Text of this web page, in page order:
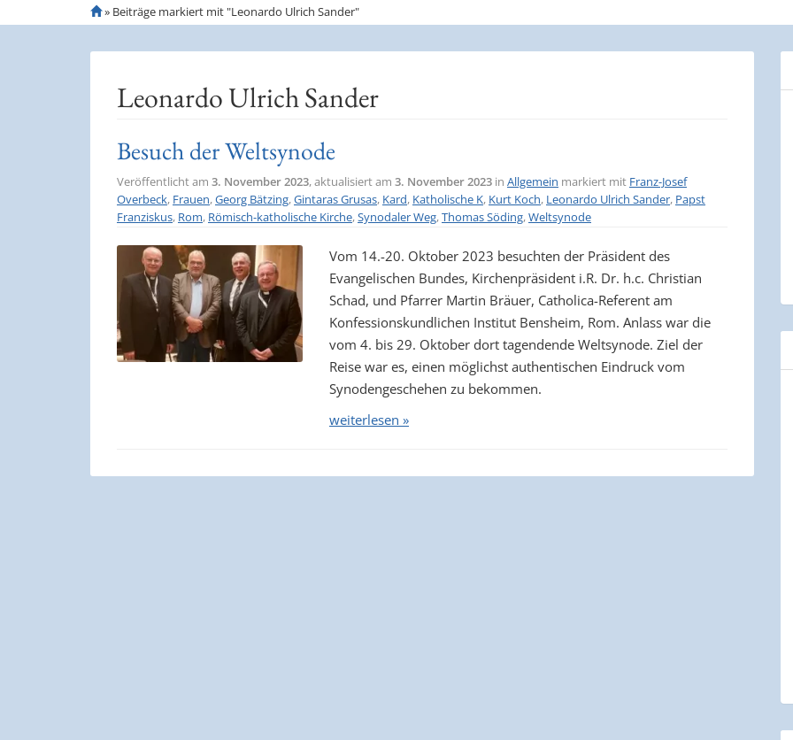
S
t
» Beiträge markiert mit "Leonardo Ulrich Sander"
Leonardo Ulrich Sander
Besuch der Weltsynode
Veröffentlicht am 3. November 2023, aktualisiert am 3. November 2023 in Allgemein markiert mit Franz-Josef
Overbeck, Frauen,Georg Bätzing,Gintaras Grusas, Kard, Katholische K, Kurt Koch, Leonardo Ulrich Sander, Papst
Franziskus, Rom, Römisch-katholische Kirche,Synodaler Weg,Thomas Söding,Weltsynode
Vom 14.-20. Oktober 2023 besuchten der Präsident des
Evangelischen Bundes, Kirchenpräsident i.R. Dr. h.c. Christian
Schad, und Pfarrer Martin Bräuer, Catholica-Referent am
Konfessionskundlichen Institut Bensheim, Rom. Anlass war die
vom 4. bis 29. Oktober dort tagendende Weltsynode. Ziel der
Reise war es, einen möglichst authentischen Eindruck vom
Synodengeschehen zu bekommen.
weiterlesen »